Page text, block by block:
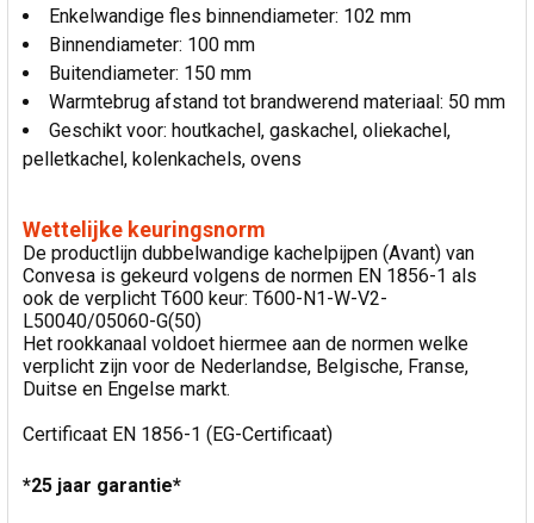
Enkelwandige fles binnendiameter: 102 mm
Binnendiameter: 100 mm
Buitendiameter: 150 mm
Warmtebrug afstand tot brandwerend materiaal: 50 mm
Geschikt voor: houtkachel, gaskachel, oliekachel,
pelletkachel, kolenkachels, ovens
Wettelijke keuringsnorm
De productlijn dubbelwandige kachelpijpen (Avant) van
Convesa is gekeurd volgens de normen EN 1856-1 als
ook de verplicht T600 keur: T600-N1-W-V2-
L50040/05060-G(50)
Het rookkanaal voldoet hiermee aan de normen welke
verplicht zijn voor de Nederlandse, Belgische, Franse,
Duitse en Engelse markt.
Certificaat EN 1856-1 (EG-Certificaat)
*25 jaar garantie*